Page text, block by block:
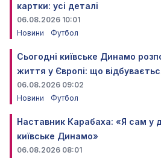
картки: усі деталі
06.08.2026 10:01
Новини
Футбол
Сьогодні київське Динамо
життя у Європі: що
06.08.2026 09:02
Новини
Футбол
Наставник Карабаха: «Я сам у
київське Динамо»
06.08.2026 08:01